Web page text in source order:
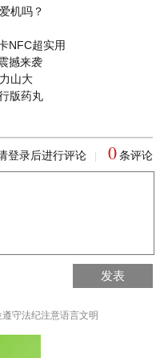
机吗？
NFC超实用
撼来袭
山大
版药丸
登录后进行评论 | 0 条评论
发表
守法纪注意语言文明